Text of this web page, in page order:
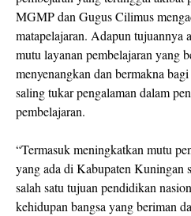
MGMP dan Gugus Cilimus
matapelajaran. Adapun tujuannya
mutu layanan pembelajaran yang
menyenangkan dan bermakna
saling tukar pengalaman dalam
pembelajaran.
“Termasuk meningkatkan mutu
yang ada di Kabupaten Kuningan
salah satu tujuan pendidikan
kehidupan bangsa yang beriman